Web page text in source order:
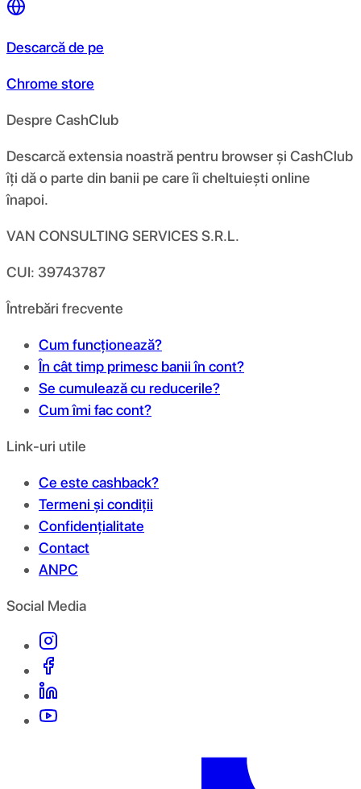
Descarcă de pe
Chrome store
Despre CashClub
Descarcă extensia noastră pentru browser și CashClub
îți dă o parte din banii pe care îi cheltuiești online
înapoi.
VAN CONSULTING SERVICES S.R.L.
CUI: 39743787
Întrebări frecvente
Cum funcționează?
În cât timp primesc banii în cont?
Se cumulează cu reducerile?
Cum îmi fac cont?
Link-uri utile
Ce este cashback?
Termeni și condiții
Confidențialitate
Contact
ANPC
Social Media